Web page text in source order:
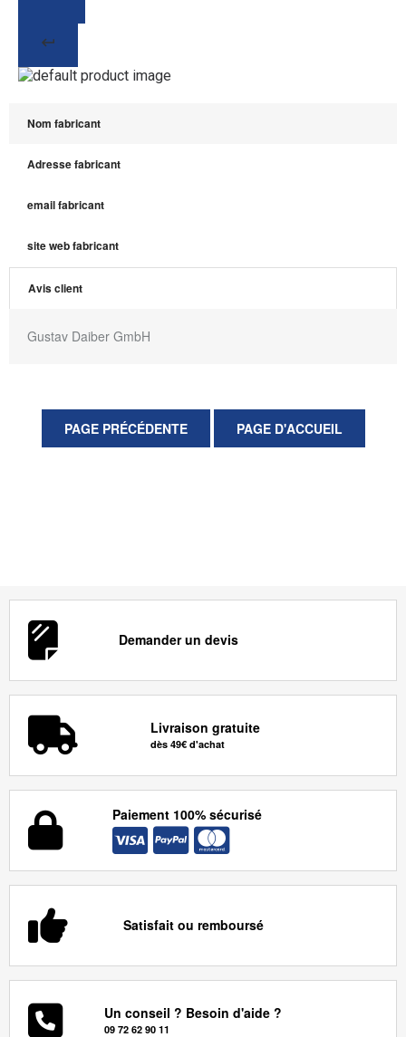
Nom fabricant
Adresse fabricant
email fabricant
site web fabricant
Avis client
Gustav Daiber GmbH
Demander un devis
Livraison gratuite
dès 49€ d'achat
Paiement 100% sécurisé
Satisfait ou remboursé
Un conseil ? Besoin d'aide ?
09 72 62 90 11